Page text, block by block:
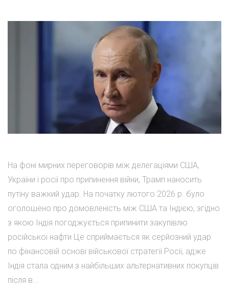
На фоні мирних переговорів між делегаціями США,
України і росії про припинення війни, Трамп наносить
путіну важкий удар. На початку лютого 2026 р. було
оголошено про домовленість між США та Індією, згідно
з якою Індія погоджується припинити закупівлю
російської нафти Це сприймається як серйозний удар
по фінансовій основі військової стратегії Росії, адже
Індія стала одним з найбільших альтернативних покупців
після в...